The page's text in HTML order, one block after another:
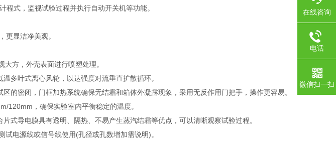
式，监视试验过程并执行自动开关机等功能。
更显洁净美观。
方，外壳表面进行喷塑处理。
多叶式离心风轮，以达强度对流垂直扩散循环。
的密闭，门框加热系统确保无结霜和箱体外凝露现象，采用无反作用门把手，操作更容易。
120mm，确保实验室内平衡稳定的温度。
式导电膜具有透明、隔热、不易产生蒸汽结霜等优点，可以清晰观察试验过程。
电源线或信号线使用(孔径或孔数增加需说明)。
在线咨询
电话
微信扫一扫